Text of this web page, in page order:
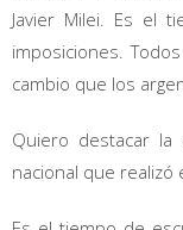
Javier Milei. Es el
imposiciones.
cambio que los
Quiero destacar la
nacional que realizó